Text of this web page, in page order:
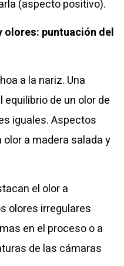
(aspecto positivo).
olores: puntuación del
a la nariz. Una
de un olor de
iguales.Aspectos
a madera salada y
el olor a
olores irregulares
en el proceso o a
de las cámaras